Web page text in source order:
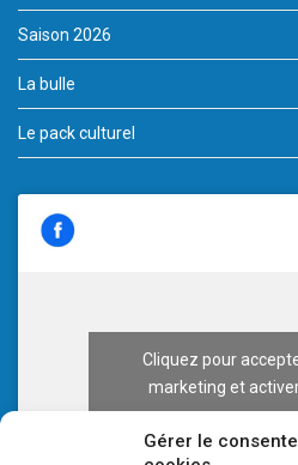
Gérer le
Saison 2026
La bulle
Le pack culturel
Cliquez pour
marketing et